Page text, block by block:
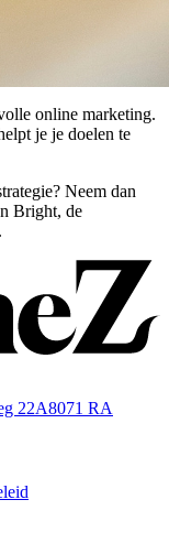
online marketing.
je je doelen te
Neem dan
Bright, de
22A8071 RA